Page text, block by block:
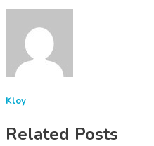
Kloy
Related Posts